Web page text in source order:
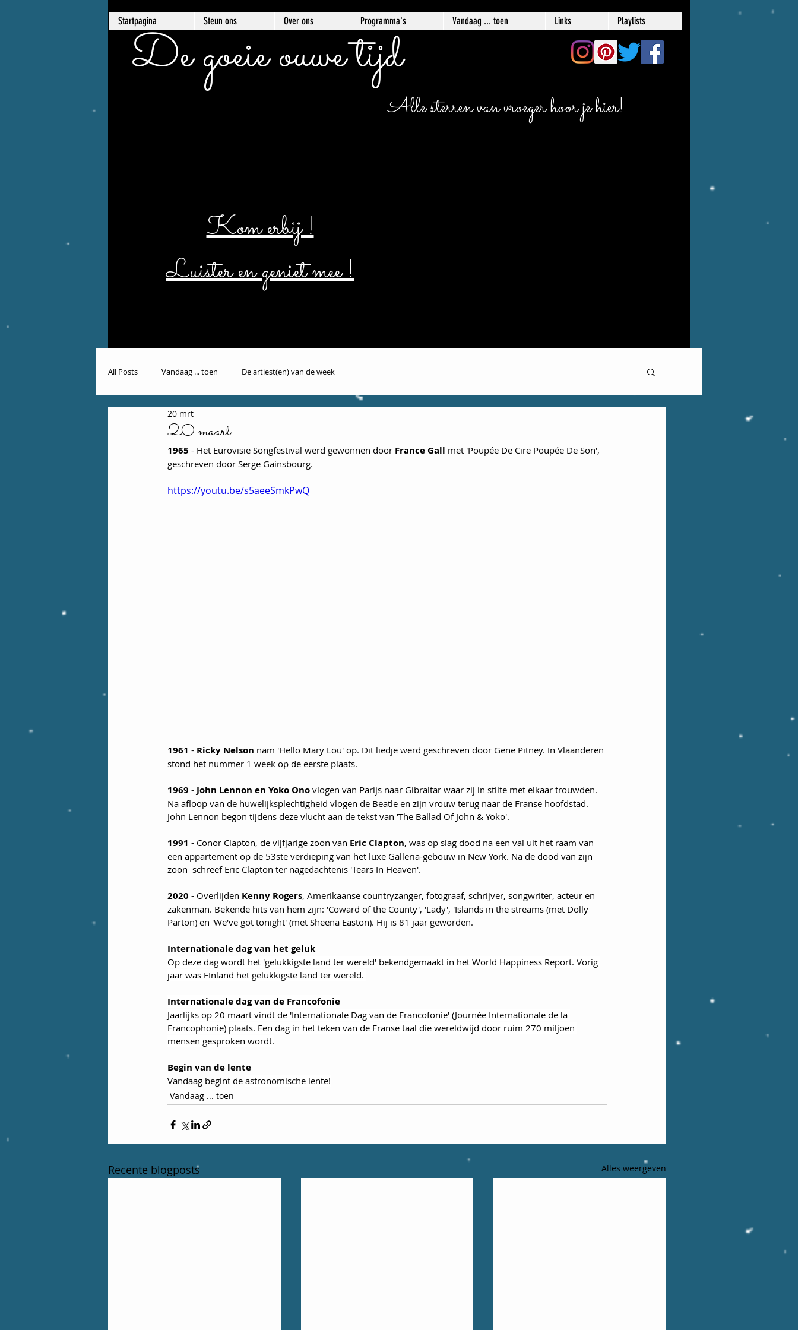
Startpagina Steun ons Over ons Programma's Vandaag ... toen Links Playlists
De goeie ouwe tijd
Kom erbij !
Luister en geniet mee !
Alle sterren van vroeger hoor je hier!
All Posts Vandaag ... toen De artiest(en) van de week
20 maart
20 mrt
1965 - Het Eurovisie Songfestival werd gewonnen door France Gall met 'Poupée De Cire Poupée De Son',
geschreven door Serge Gainsbourg.
https://youtu.be/s5aeeSmkPwQ
1961 - Ricky Nelson nam 'Hello Mary Lou' op. Dit liedje werd geschreven door Gene Pitney. In Vlaanderen
stond het nummer 1 week op de eerste plaats.
1969 - John Lennon en Yoko Ono vlogen van Parijs naar Gibraltar waar zij in stilte met elkaar trouwden.
Na afloop van de huwelijksplechtigheid vlogen de Beatle en zijn vrouw terug naar de Franse hoofdstad.
John Lennon begon tijdens deze vlucht aan de tekst van 'The Ballad Of John & Yoko'.
1991 - Conor Clapton, de vijfjarige zoon van Eric Clapton, was op slag dood na een val uit het raam van
een appartement op de 53ste verdieping van het luxe Galleria-gebouw in New York. Na de dood van zijn
zoon  schreef Eric Clapton ter nagedachtenis 'Tears In Heaven'.
2020 - Overlijden Kenny Rogers, Amerikaanse countryzanger, fotograaf, schrijver, songwriter, acteur en
zakenman. Bekende hits van hem zijn: 'Coward of the County', 'Lady', 'Islands in the streams (met Dolly
Parton) en 'We've got tonight' (met Sheena Easton). Hij is 81 jaar geworden.
Internationale dag van het geluk
Op deze dag wordt het 'gelukkigste land ter wereld' bekendgemaakt in het World Happiness Report. Vorig
jaar was FInland het gelukkigste land ter wereld.
Internationale dag van de Francofonie
Jaarlijks op 20 maart vindt de 'Internationale Dag van de Francofonie' (Journée Internationale de la
Francophonie) plaats. Een dag in het teken van de Franse taal die wereldwijd door ruim 270 miljoen
mensen gesproken wordt.
Begin van de lente
Vandaag begint de astronomische lente!
Vandaag ... toen
Recente blogposts Alles weergeven